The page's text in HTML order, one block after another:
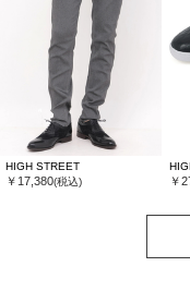
HIGH STREET
￥17,380(税込) ￥